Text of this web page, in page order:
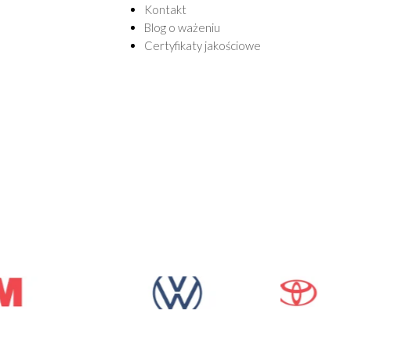
Kontakt
Blog o ważeniu
Certyfikaty jakościowe